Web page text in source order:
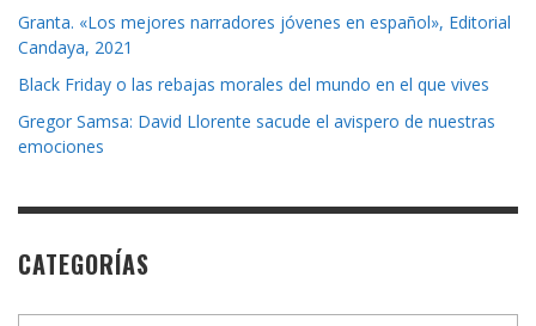
Granta. «Los mejores narradores jóvenes en español», Editorial
Candaya, 2021
Black Friday o las rebajas morales del mundo en el que vives
Gregor Samsa: David Llorente sacude el avispero de nuestras
emociones
CATEGORÍAS